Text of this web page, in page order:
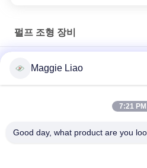
펄프 조형 장비
30의 구멍 계란 쟁반을 위한 처분할
Maggie Liao
7:21 PM
Good day, what product are you